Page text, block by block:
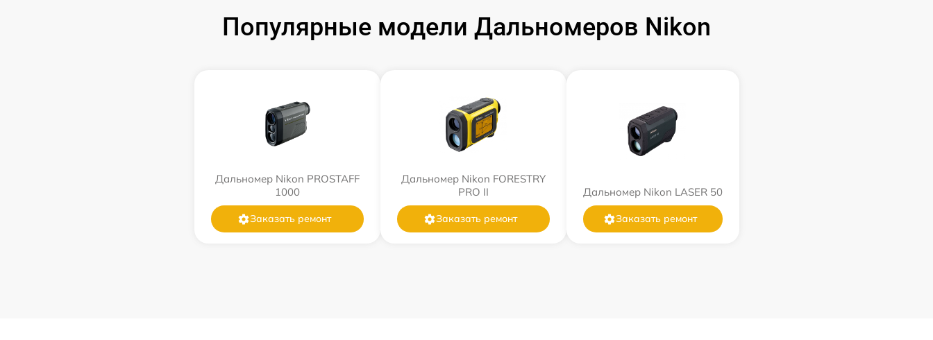
Популярные модели Дальномеров Nikon
Дальномер Nikon PROSTAFF
1000
Заказать ремонт
Дальномер Nikon FORESTRY
PRO II
Заказать ремонт
Дальномер Nikon LASER 50
Заказать ремонт